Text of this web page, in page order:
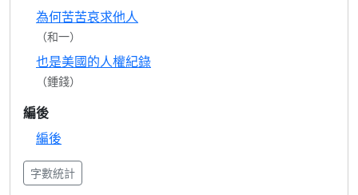
為何苦苦哀求他人
（和一）
也是美國的人權紀錄
（鍾錢）
編後
編後
字數統計